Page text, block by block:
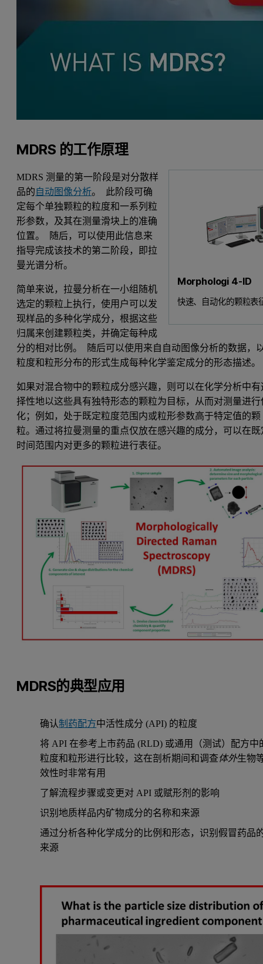
MDRS 的工作原理
Morphologi 4-ID
快速、自动化的颗粒表
MDRS 测量的第一阶段是对分散样
品的自动图像分析。 此阶段可确
定每个单独颗粒的粒度和一系列粒
形参数，及其在测量滑块上的准确
位置。 随后，可以使用此信息来
指导完成该技术的第二阶段，即拉
曼光谱分析。
简单来说，拉曼分析在一小组随机
选定的颗粒上执行，使用户可以发
现样品的多种化学成分，根据这些
归属来创建颗粒类，并确定每种成
分的相对比例。 随后可以使用来自自动图像分析的数据，
粒度和粒形分布的形式生成每种化学鉴定成分的形态描述。
如果对混合物中的颗粒成分感兴趣，则可以在化学分析中有
择性地以这些具有独特形态的颗粒为目标，从而对测量进行
化；例如，处于既定粒度范围内或粒形参数高于特定值的颗
粒。通过将拉曼测量的重点仅放在感兴趣的成分，可以在既
时间范围内对更多的颗粒进行表征。
MDRS的典型应用
确认制药配方中活性成分 (API) 的粒度
将 API 在参考上市药品 (RLD) 或通用（测试）配方中
粒度和粒形进行比较，这在剖析期间和调查体外生物
效性时非常有用
了解流程步骤或变更对 API 或赋形剂的影响
识别地质样品内矿物成分的名称和来源
通过分析各种化学成分的比例和形态，识别假冒药品
来源